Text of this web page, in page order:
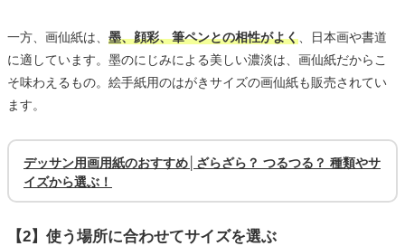
一方、画仙紙は、 墨、顔彩、筆ペンとの相性がよく 、日本画や書道
に適しています。墨のにじみによる美しい濃淡は、画仙紙だからこ
そ味わえるもの。絵手紙用のはがきサイズの画仙紙も販売されてい
ます。
デッサン用画用紙のおすすめ│ざらざら？ つるつる？ 種類やサ
イズから選ぶ！
【2】使う場所に合わせてサイズを選ぶ